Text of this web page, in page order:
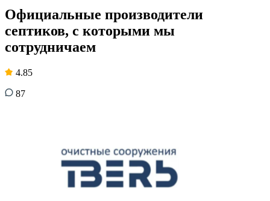
Официальные производители
септиков, с которыми мы
сотрудничаем
4.85
87